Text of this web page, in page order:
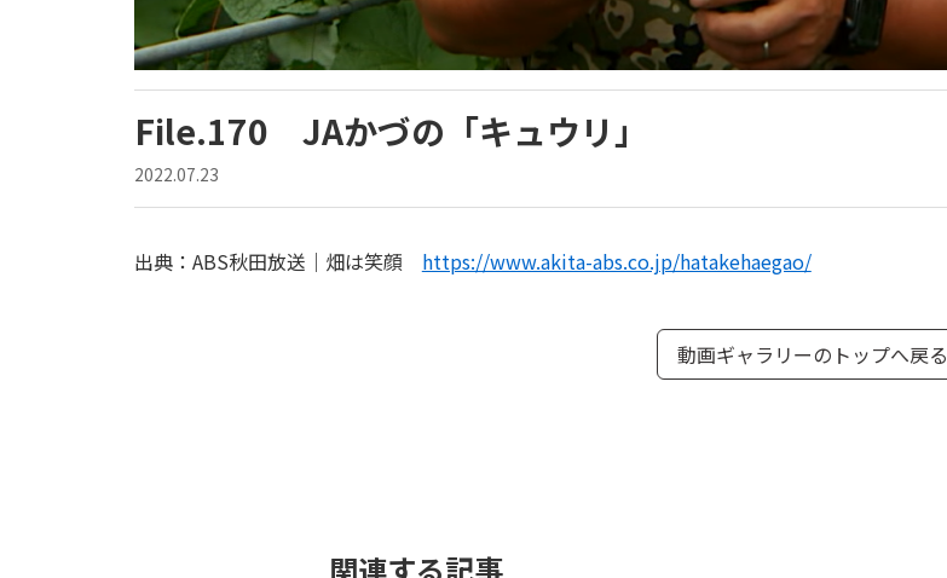
File.170 JAかづの「キュウリ」
2022.07.23
出典：ABS秋田放送｜畑は笑顔 https://www.akita-abs.co.jp/hatakehaegao/
動画ギャラリーのトップへ戻る
関連する記事